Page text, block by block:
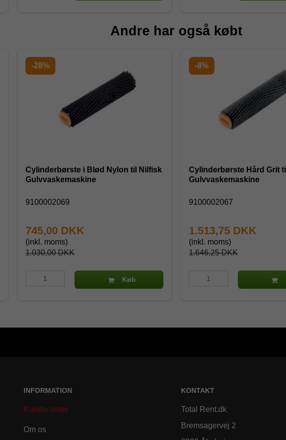
Andre har også købt
-28%
Cylinderbørste i Blød Nylon til Nilfisk
Gulvvaskemaskine
9100002069
1.030,00 DKK
745,00 DKK
(inkl. moms)
Køb
-8%
Cylinderbørste Hård Grit
Gulvvaskemaskine
9100002067
1.646,25 DKK
1.513,75 DKK
(inkl. moms)
INFORMATION
Kundecenter
Om os
KONTAKT
Total Rent.dk
Bremsagervej 2